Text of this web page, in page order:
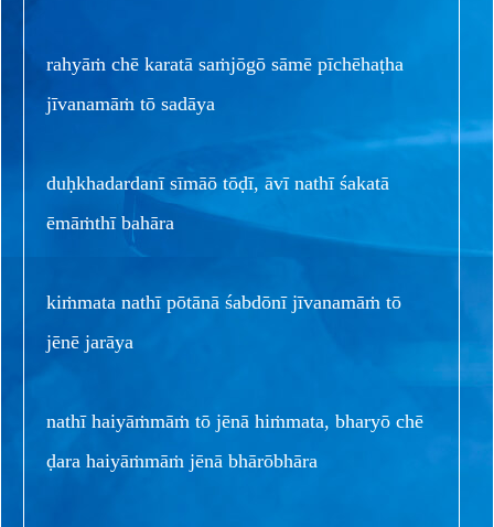
rahyāṁ chē karatā saṁjōgō sāmē pīchēhaṭha
jīvanamāṁ tō sadāya
duḥkhadardanī sīmāō tōḍī, āvī nathī śakatā
ēmāṁthī bahāra
kiṁmata nathī pōtānā śabdōnī jīvanamāṁ tō
jēnē jarāya
nathī haiyāṁmāṁ tō jēnā hiṁmata, bharyō chē
ḍara haiyāṁmāṁ jēnā bhārōbhāra